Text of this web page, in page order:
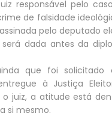
responsável pelo
de falsidade
pelo deputado
dada antes da
que foi
à Justiça
juiz, a atitude está
si mesmo.